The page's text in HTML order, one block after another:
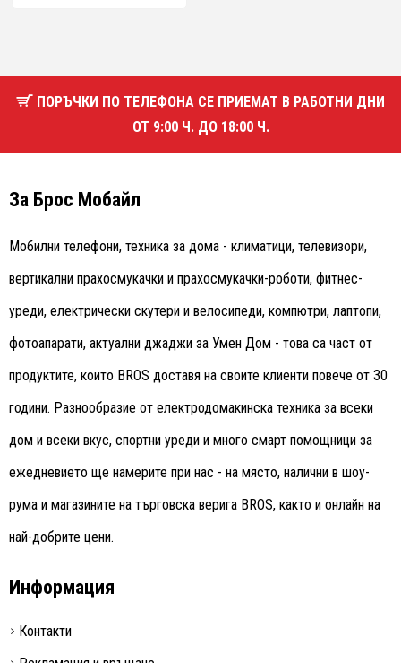
ПОРЪЧКИ ПО ТЕЛЕФОНА СЕ ПРИЕМАТ В РАБОТНИ ДНИ
ОТ 9:00 Ч. ДО 18:00 Ч.
За Брос Мобайл
Мобилни телефони, техника за дома - климатици, телевизори,
вертикални прахосмукачки и прахосмукачки-роботи, фитнес-
уреди, електрически скутери и велосипеди, компютри, лаптопи,
фотоапарати, актуални джаджи за Умен Дом - това са част от
продуктите, които BROS доставя на своите клиенти повече от 30
години. Разнообразие от електродомакинска техника за всеки
дом и всеки вкус, спортни уреди и много смарт помощници за
ежедневието ще намерите при нас - на място, налични в шоу-
рума и магазините на търговска верига BROS, както и онлайн на
най-добрите цени.
Информация
Контакти